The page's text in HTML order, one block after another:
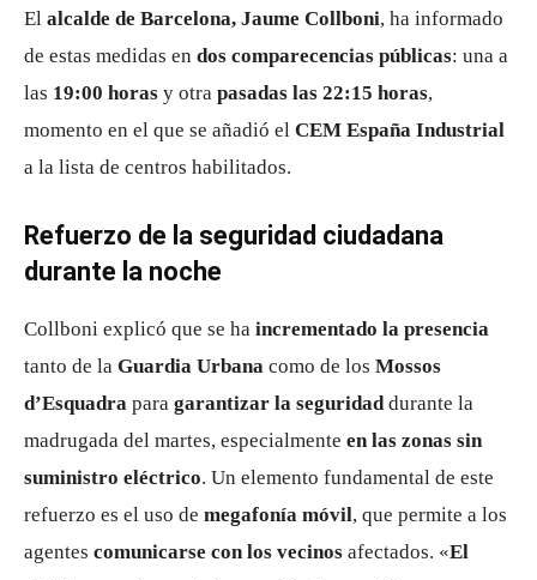
El alcalde de Barcelona, Jaume Collboni, ha informado
de estas medidas en dos comparecencias públicas: una a
las 19:00 horas y otra pasadas las 22:15 horas,
momento en el que se añadió el CEM España Industrial
a la lista de centros habilitados.
Refuerzo de la seguridad ciudadana
durante la noche
Collboni explicó que se ha incrementado la presencia
tanto de la Guardia Urbana como de los Mossos
d’Esquadra para garantizar la seguridaddurante la
madrugada del martes, especialmente en las zonas sin
suministro eléctrico. Un elemento fundamental de este
refuerzo es el uso de megafonía móvil, que permite a los
agentes comunicarse con los vecinos afectados. «El